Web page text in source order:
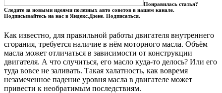
Понравилась статья?
Следите за новыми идеями полезных авто советов в нашем канале.
Подписывайтесь на нас в Яндекс.Дзене. Подписаться.
Как известно, для правильной работы двигателя внутреннего
сгорания, требуется наличие в нём моторного масла. Объём
масла может отличаться в зависимости от конструкции
двигателя. А что случиться, его масло куда-то делось? Или его
туда вовсе не заливать. Такая халатность, как вовремя
незамеченное падение уровня масла в двигателе может
привести к необратимым последствиям.